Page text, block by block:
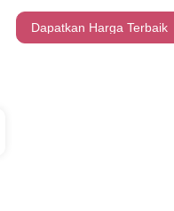
Dapatkan Harga Terbaik